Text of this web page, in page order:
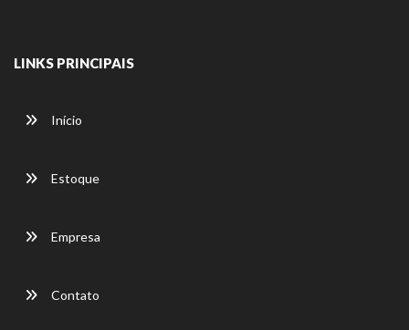
LINKS PRINCIPAIS
Início
Estoque
Empresa
Contato